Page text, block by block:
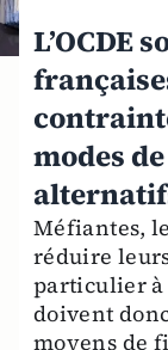
L’OCDE
modes
Méfiantes,
réduire
particulier à
doivent
moyens de